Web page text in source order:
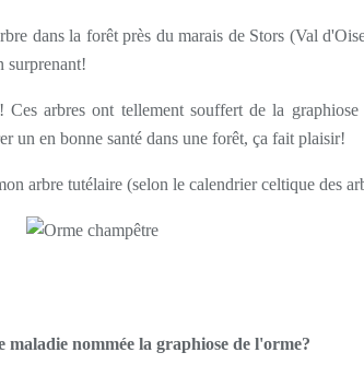
dans la forêt près du marais de Stors (Val
surprenant!
arbres ont tellement souffert de la
un en bonne santé dans une forêt, ça fait plaisir!
arbre tutélaire (selon le calendrier celtique des
maladie nommée la graphiose de l'orme?